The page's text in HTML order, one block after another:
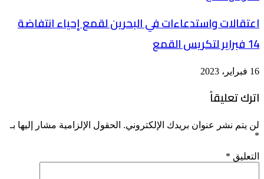
اعتقالات واستدعاءات في البحرين لقمع إحياء انتفاضة
14 فبراير لتكريس القمع
16 فبراير، 2023
اترك تعليقاً
لن يتم نشر عنوان بريدك الإلكتروني. الحقول الإلزامية مشار إليها بـ
*
التعليق *